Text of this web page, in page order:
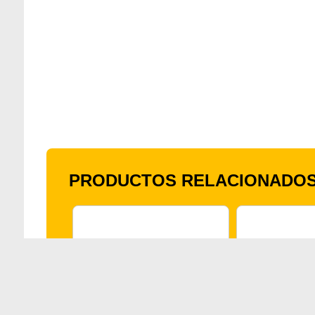
PRODUCTOS